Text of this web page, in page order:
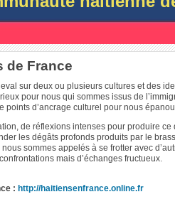
de France
sur deux ou plusieurs cultures et des
pour nous qui sommes issus de
d’ancrage culturel pour nous
de réflexions intenses pour produire
les dégâts profonds produits par le
sommes appelés à se frotter avec
mais d’échanges fructueux.
: http://haitiensenfrance.online.fr